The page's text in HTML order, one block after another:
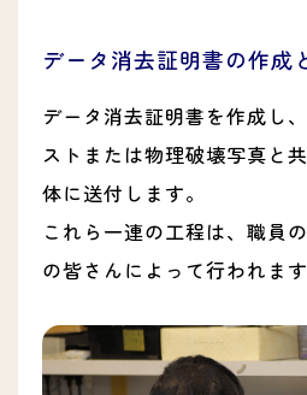
データ消去証明書の作成
データ消去証明書を作成し
ストまたは物理破壊写真と
体に送付します。
これら一連の工程は、職員
の皆さんによって行われます